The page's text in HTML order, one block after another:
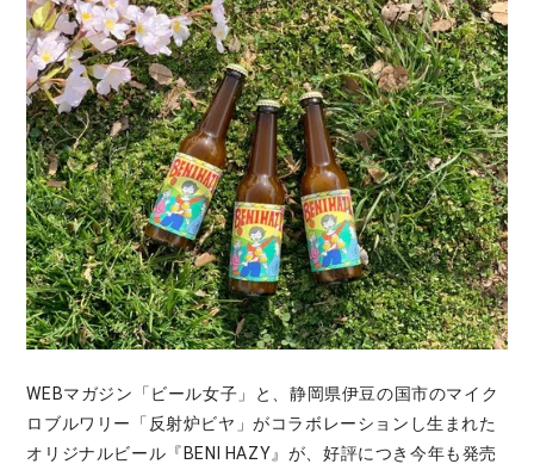
WEBマガジン「ビール女子」と、静岡県伊豆の国市のマイク
ロブルワリー「反射炉ビヤ」がコラボレーションし生まれた
オリジナルビール『BENI HAZY』が、好評につき今年も発売